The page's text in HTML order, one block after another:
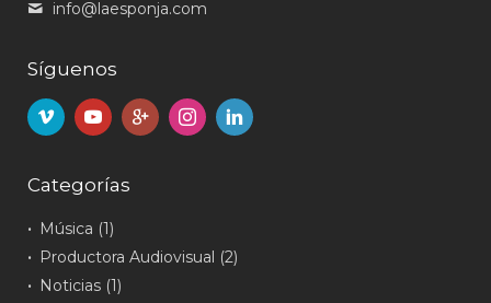
info@laesponja.com
Síguenos
Categorías
Música (1)
Productora Audiovisual (2)
Noticias (1)